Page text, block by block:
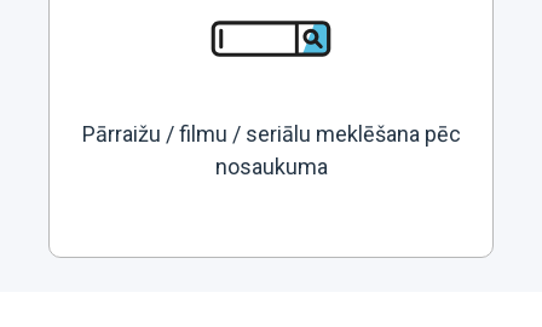
Pārraižu / filmu / seriālu meklēšana pēc
nosaukuma